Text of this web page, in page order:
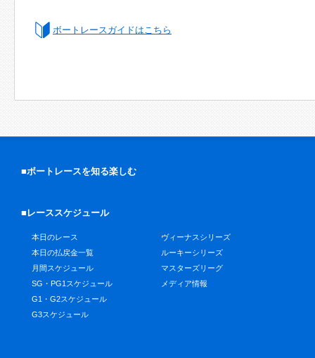
ボートレースガイドはこちら
■ボートレースを知る楽しむ
■レーススケジュール
本日のレース
本日の払戻金一覧
月間スケジュール
SG・PG1スケジュール
G1・G2スケジュール
G3スケジュール
ヴィーナスシリーズ
ルーキーシリーズ
マスターズリーグ
メディア情報